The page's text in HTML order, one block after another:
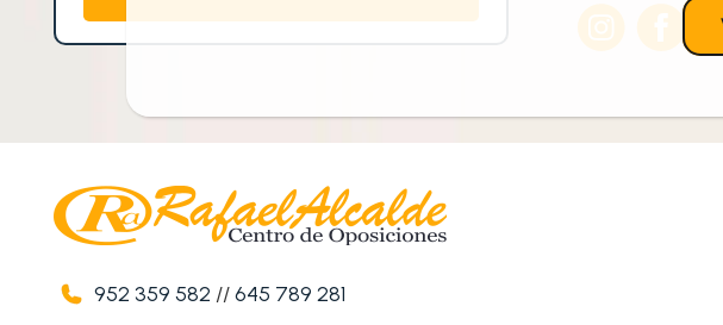
952 359 582 //645 789 281